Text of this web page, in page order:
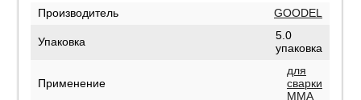
Производитель GOODEL
Упаковка
5.0
упаковка
Применение
для
сварки
MMA